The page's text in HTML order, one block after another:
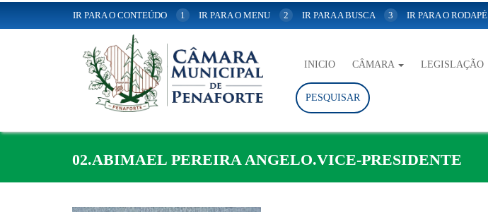
IR PARA O CONTEÚDO 1 IR PARA O MENU 2 IR PARA A BUSCA 3 IR PARA O RODAPÉ
INICIO CÂMARA LEGISLAÇÃO
PESQUISAR
02.ABIMAEL PEREIRA ANGELO.VICE-PRESIDENTE